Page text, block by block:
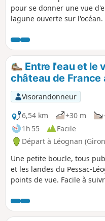
pour se donner une vue
lagune ouverte sur
ostréicoles, un parc
Lège et Garonne. Le
à lui seul une petite
Entre l'eau et le
château de France
Visorandonneur
6,54 km
+30 m
1h 55
Facile
Départ à Léognan
Une petite boucle, tous
et les landes du Pessac-
points de vue. Facile à